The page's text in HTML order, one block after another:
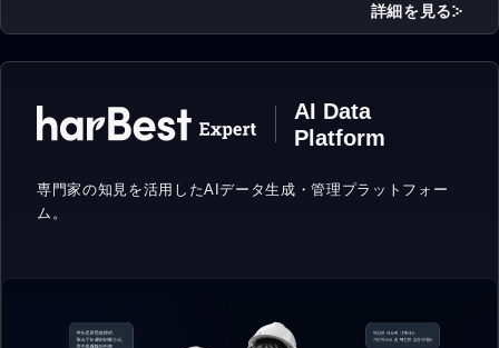
詳細を見る
AI Data
Platform
専門家の知見を活用したAIデータ生成・管理プラットフォー
ム。